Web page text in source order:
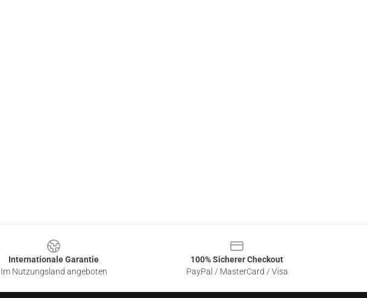
Internationale Garantie
Im Nutzungsland angeboten
100% Sicherer Checkout
PayPal / MasterCard / Visa